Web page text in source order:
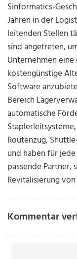
Sinformatics-
Jahren in der
leitenden Stellen
sind angetreten,
Unternehmen
kostengünstige
Software
Bereich
automatische
Routenzug,
und haben für
passende Partner,
Revitalisierung
Kommentar